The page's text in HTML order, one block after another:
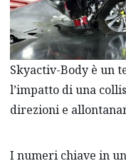
Skyactiv-Body è un
l’impatto di una
direzioni e
I numeri chiave in